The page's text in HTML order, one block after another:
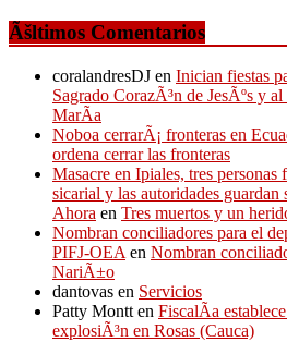
Ãšltimos Comentarios
coralandresDJ en Inician fiestas
Sagrado CorazÃ³n de JesÃºs y
MarÃ­a
Noboa cerrarÃ¡ fronteras en
ordena cerrar las fronteras
Masacre en Ipiales, tres personas
sicarial y las autoridades
Ahora en Tres muertos y un
Nombran conciliadores para el
PIFJ-OEA en Nombran
NariÃ±o
dantovas en Servicios
Patty Montt en FiscalÃ­a
explosiÃ³n en Rosas (Cauca)